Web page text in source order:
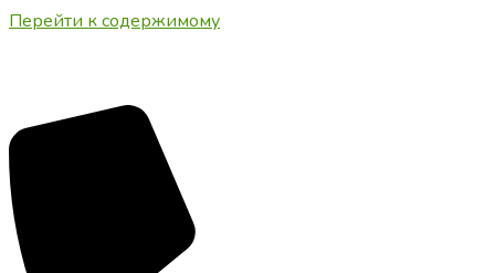
Перейти к содержимому